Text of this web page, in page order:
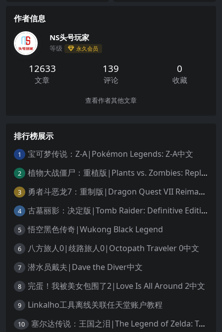
作者信息
NS头号玩家
等级 永久会员
12633
文章
139
评论
0
收藏
查看作者其他文章
排行榜展示
1 宝可梦传说：Z-A|Pokémon Legends: Z-A中文
2 植物大战僵尸：重植版|Plants vs. Zombies: Replanted中文
3 勇者斗恶龙7：重制版|Dragon Quest VII Reimagined中文
4 古墓丽影：决定版|Tomb Raider: Definitive Edition中文
5 悟空黑色传奇|Wukong Black Legend
6 八方旅人0|歧路旅人0|Octopath Traveler 0中文
7 潜水员戴夫|Dave the Diver中文
8 完蛋！我被美女包围了2|Love Is All Around 2中文
9 Linkalho工具离线关联任天堂账户教程
10 塞尔达传说：王国之泪|The Legend of Zelda: Tears of the Kingdom中文